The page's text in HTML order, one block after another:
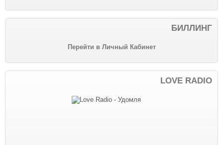
БИЛЛИНГ
Перейти в Личный Кабинет
LOVE RADIO